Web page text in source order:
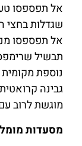
אל תפספסו
שגדלות בחצי
תבשיל
גבינה
מוגשת לרוב
מסעדות